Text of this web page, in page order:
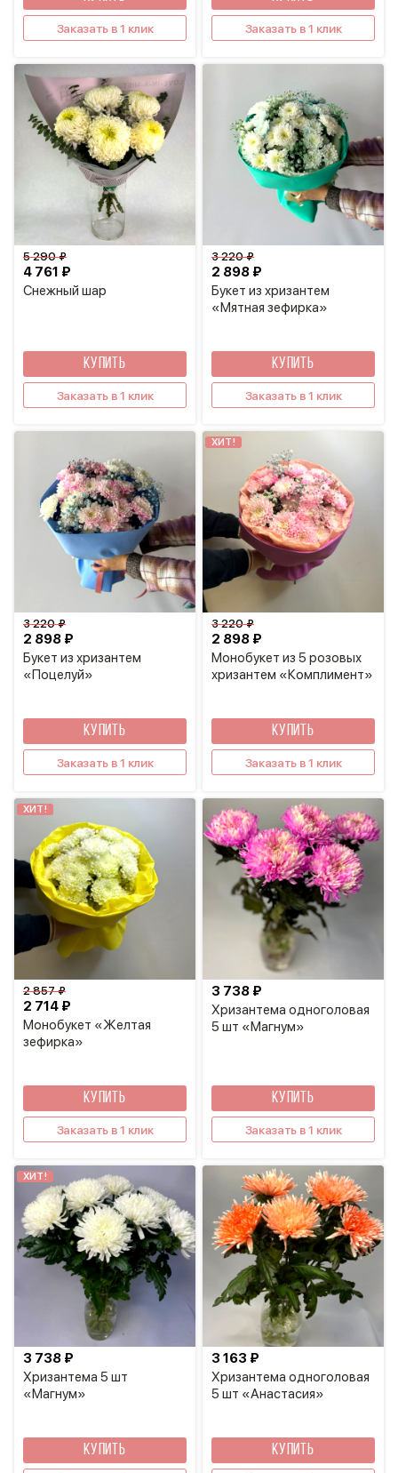
Заказать в 1 клик Заказать в 1 клик
Снежный шар
4 761 ₽
5 290 ₽
КУПИТЬ
Заказать в 1 клик
Букет из хризантем
«Мятная зефирка»
2 898 ₽
3 220 ₽
КУПИТЬ
Заказать в 1 клик
Букет из хризантем
«Поцелуй»
2 898 ₽
3 220 ₽
КУПИТЬ
Заказать в 1 клик
ХИТ!
Монобукет из 5 розовых
хризантем «Комплимент»
2 898 ₽
3 220 ₽
КУПИТЬ
Заказать в 1 клик
ХИТ!
Монобукет «Желтая
зефирка»
2 714 ₽
2 857 ₽
КУПИТЬ
Заказать в 1 клик
Хризантема одноголовая
5 шт «Магнум»
3 738 ₽
КУПИТЬ
Заказать в 1 клик
ХИТ!
Хризантема 5 шт
«Магнум»
3 738 ₽
КУПИТЬ
Хризантема одноголовая
5 шт «Анастасия»
3 163 ₽
КУПИТЬ